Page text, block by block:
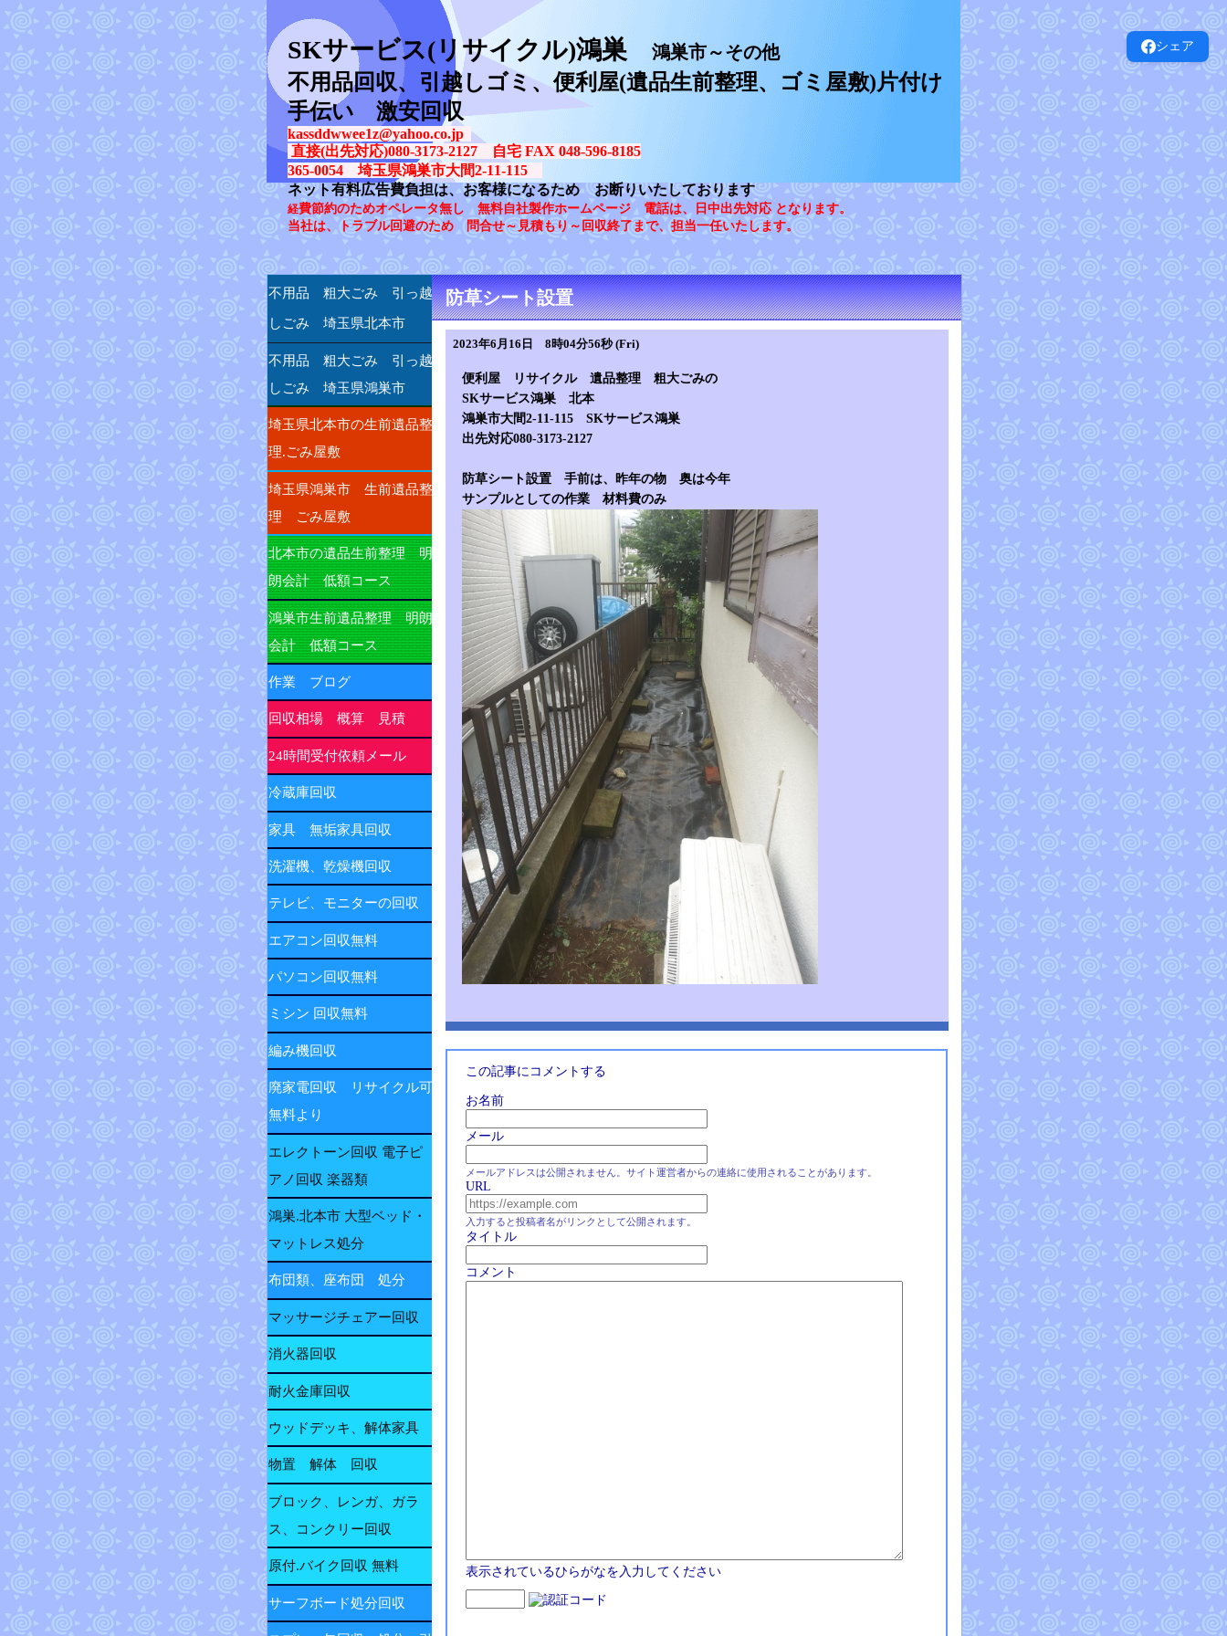
シェア
SKサービス(リサイクル)鴻巣 鴻巣市～その他
不用品回収、引越しゴミ、便利屋(遺品生前整理、ゴミ屋敷)片付け
手伝い 激安回収
kassddwwee1z@yahoo.co.jp
直接(出先対応)080-3173-2127 自宅 FAX 048-596-8185
365-0054 埼玉県鴻巣市大間2-11-115
ネット有料広告費負担は、お客様になるため お断りいたしております
経費節約のためオペレータ無し 無料自社製作ホームページ 電話は、日中出先対応 となります。
当社は、トラブル回避のため 問合せ～見積もり～回収終了まで、担当一任いたします。
防草シート設置
2023年6月16日 8時04分56秒 (Fri)
便利屋 リサイクル 遺品整理 粗大ごみの
SKサービス鴻巣 北本
鴻巣市大間2-11-115 SKサービス鴻巣
出先対応080-3173-2127
防草シート設置 手前は、昨年の物 奥は今年
サンプルとしての作業 材料費のみ
この記事にコメントする
お名前
メール
メールアドレスは公開されません。サイト運営者からの連絡に使用されることがあります。
URL
入力すると投稿者名がリンクとして公開されます。
タイトル
コメント
表示されているひらがなを入力してください
不用品 粗大ごみ 引っ越
しごみ 埼玉県北本市
不用品 粗大ごみ 引っ越
しごみ 埼玉県鴻巣市
埼玉県北本市の生前遺品整
理.ごみ屋敷
埼玉県鴻巣市 生前遺品整
理 ごみ屋敷
北本市の遺品生前整理 明
朗会計 低額コース
鴻巣市生前遺品整理 明朗
会計 低額コース
作業 ブログ
回収相場 概算 見積
24時間受付依頼メール
冷蔵庫回収
家具 無垢家具回収
洗濯機、乾燥機回収
テレビ、モニターの回収
エアコン回収無料
パソコン回収無料
ミシン 回収無料
編み機回収
廃家電回収 リサイクル可
無料より
エレクトーン回収 電子ピ
アノ回収 楽器類
鴻巣.北本市 大型ベッド・
マットレス処分
布団類、座布団 処分
マッサージチェアー回収
消火器回収
耐火金庫回収
ウッドデッキ、解体家具
物置 解体 回収
ブロック、レンガ、ガラ
ス、コンクリー回収
原付.バイク回収 無料
サーフボード処分回収